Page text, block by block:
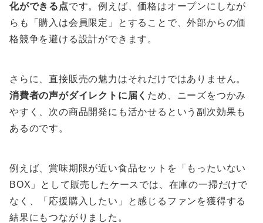
化ができる点です。例えば、価格はオープンにしなが
らも「購入は会員限定」とすることで、外部からの価
格競争を避ける設計ができます。
さらに、直接販売の魅力はそれだけではありません。
消費者の声がダイレクトに届く ため、ニーズをつかみ
やすく、次の商品開発にも活かせるという副次効果も
あるのです。
例えば、賞味期限が近い食品セットを「もったいない
BOX」として販売したケースでは、在庫の一掃だけで
なく、「応援購入したい」と感じるファンを獲得する
結果にもつながりました。